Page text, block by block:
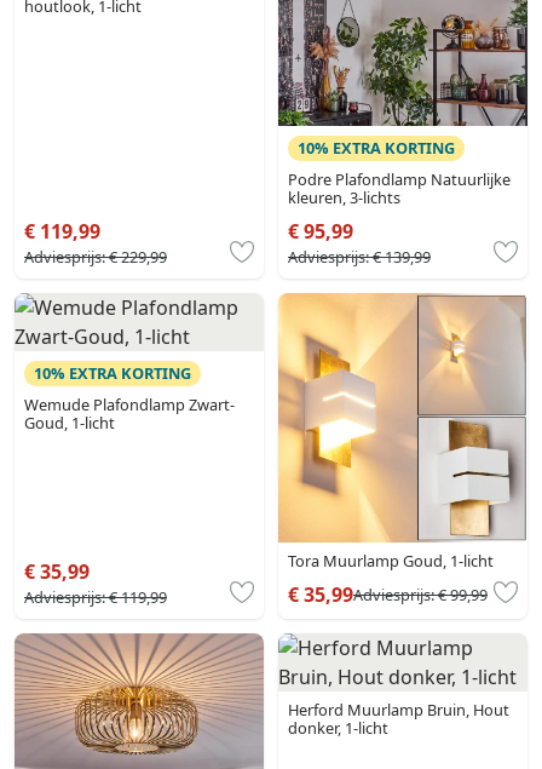
houtlook, 1-licht
€ 119,99
Adviesprijs:€ 229,99
10% EXTRA KORTING
Podre Plafondlamp Natuurlijke
kleuren, 3-lichts
€ 95,99
Adviesprijs:€ 139,99
10% EXTRA KORTING
Wemude Plafondlamp Zwart-
Goud, 1-licht
€ 35,99
Adviesprijs:€ 119,99
Tora Muurlamp Goud, 1-licht
€ 35,99Adviesprijs:€ 99,99
Herford Muurlamp Bruin, Hout
donker, 1-licht